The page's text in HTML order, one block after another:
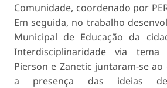
Comunidade, coordenado por
Em seguida, no trabalho
Municipal de Educação da
Interdisciplinaridade via tema
Pierson e Zanetic juntaram-se
a presença das ideias